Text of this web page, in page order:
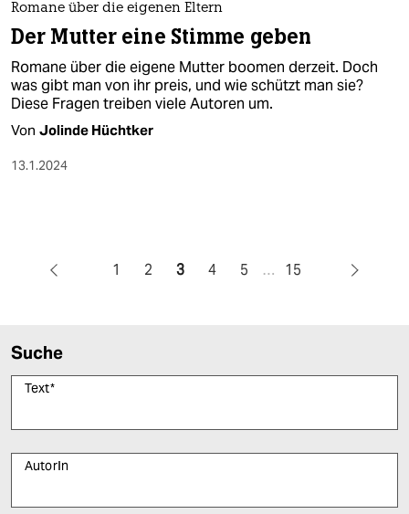
Romane über die eigenen Eltern
Der Mutter eine Stimme geben
Romane über die eigene Mutter boomen derzeit. Doch
was gibt man von ihr preis, und wie schützt man sie?
Diese Fragen treiben viele Autoren um.
Von Jolinde Hüchtker
13.1.2024
1 2 3 4 5 … 15
Suche
Text*
AutorIn